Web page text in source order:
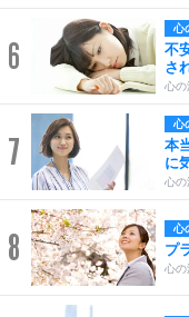
6
心
不
さ
心の
7
心
本
に
心の
8 心
プ
心の